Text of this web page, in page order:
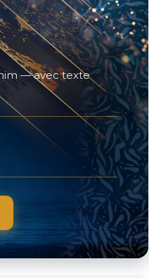
— avec texte